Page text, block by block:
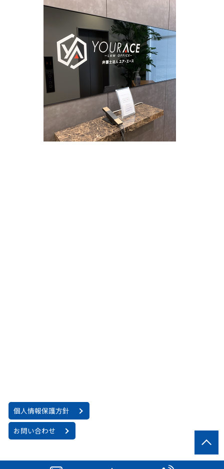
個人情報保護方針
お問い合わせ